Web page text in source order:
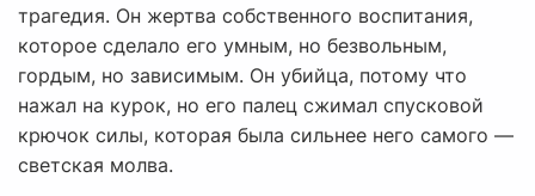
трагедия. Он жертва собственного воспитания,
которое сделало его умным, но безвольным,
гордым, но зависимым. Он убийца, потому что
нажал на курок, но его палец сжимал спусковой
крючок силы, которая была сильнее него самого —
светская молва.